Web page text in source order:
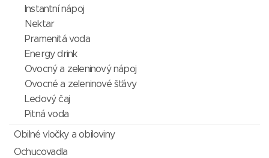
Instantní nápoj
Nektar
Pramenitá voda
Energy drink
Ovocný a zeleninový nápoj
Ovocné a zeleninové šťávy
Ledový čaj
Pitná voda
Obilné vločky a obiloviny
Ochucovadla